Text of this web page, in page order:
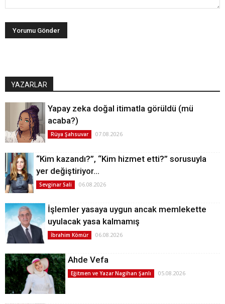
YAZARLAR
Yapay zeka doğal itimatla görüldü (mü
acaba?)
Rüya Şahsuvar 07.08.2026
“Kim kazandı?”, “Kim hizmet etti?” sorusuyla
yer değiştiriyor…
Sevginar Sali 06.08.2026
İşlemler yasaya uygun ancak memlekette
uyulacak yasa kalmamış
İbrahim Kömür 06.08.2026
Ahde Vefa
Eğitmen ve Yazar Nagihan Şanlı 05.08.2026